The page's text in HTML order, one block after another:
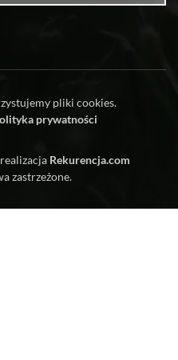
pliki cookies.
prywatności
realizacja Rekurencja.com
zastrzeżone.